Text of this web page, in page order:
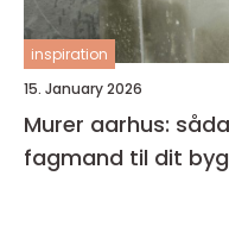
inspiration
15. January 2026
Murer aarhus:
fagmand til dit